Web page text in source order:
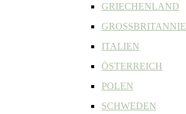
GRIECHENLAND
GROSSBRITANNIEN
ITALIEN
ÖSTERREICH
POLEN
SCHWEDEN